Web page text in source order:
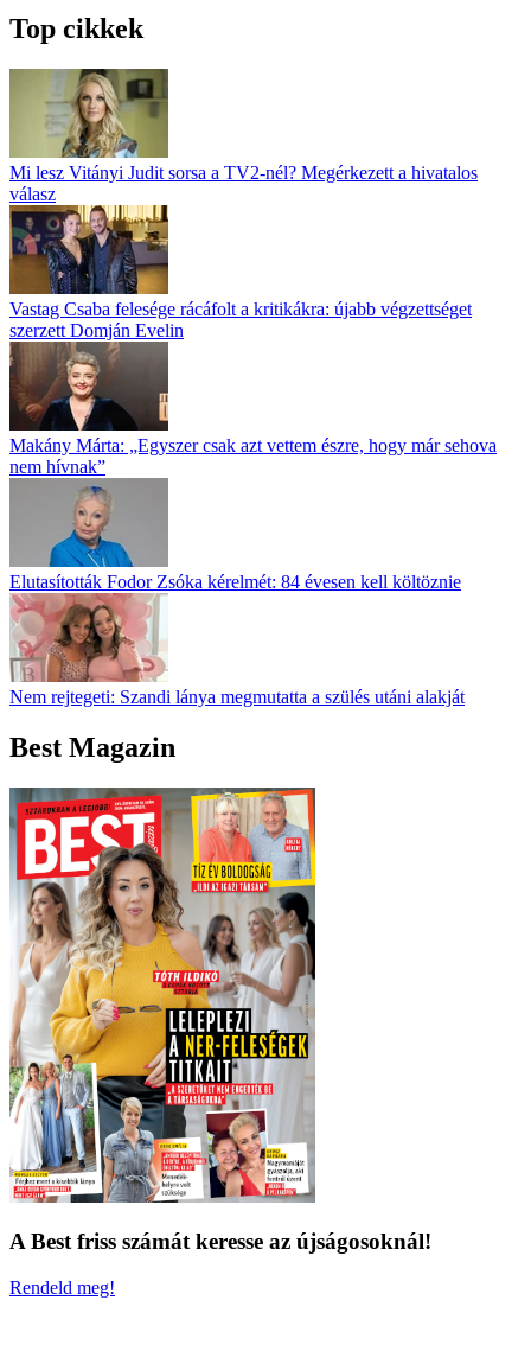
Top cikkek
Mi lesz Vitányi Judit sorsa a TV2-nél? Megérkezett a hivatalos
válasz
Vastag Csaba felesége rácáfolt a kritikákra: újabb végzettséget
szerzett Domján Evelin
Makány Márta: „Egyszer csak azt vettem észre, hogy már sehova
nem hívnak”
Elutasították Fodor Zsóka kérelmét: 84 évesen kell költöznie
Nem rejtegeti: Szandi lánya megmutatta a szülés utáni alakját
Best Magazin
A Best friss számát keresse az újságosoknál!
Rendeld meg!